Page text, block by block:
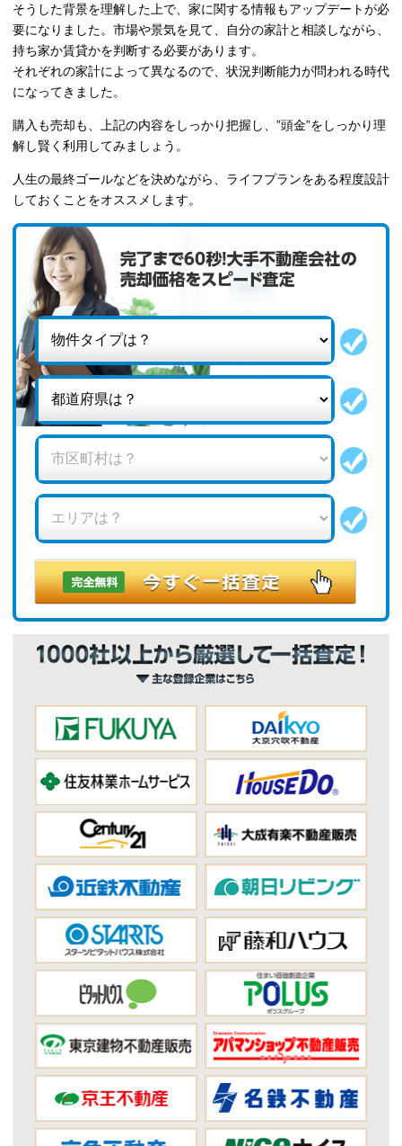
そうした背景を理解した上で、家に関する情報もアップデートが必
要になりました。市場や景気を見て、自分の家計と相談しながら、
持ち家か賃貸かを判断する必要があります。
それぞれの家計によって異なるので、状況判断能力が問われる時代
になってきました。
購入も売却も、上記の内容をしっかり把握し、”頭金”をしっかり理
解し賢く利用してみましょう。
人生の最終ゴールなどを決めながら、ライフプランをある程度設計
しておくことをオススメします。